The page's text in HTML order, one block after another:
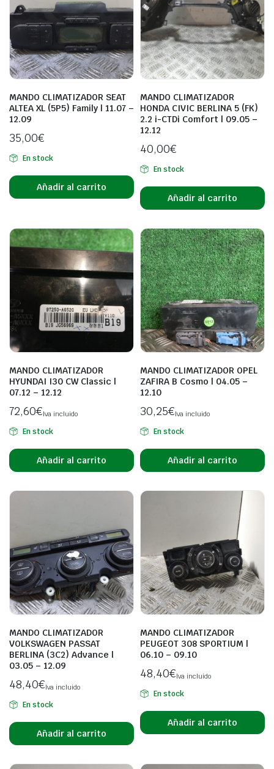
MANDO CLIMATIZADOR SEAT
ALTEA XL (5P5) Family | 11.07 –
12.09
35,00€
En stock
Añadir al carrito
MANDO CLIMATIZADOR
HONDA CIVIC BERLINA 5 (FK)
2.2 i-CTDi Comfort | 09.05 –
12.12
40,00€
En stock
Añadir al carrito
MANDO CLIMATIZADOR
HYUNDAI I30 CW Classic |
07.12 – 12.12
72,60€Iva incluido
En stock
Añadir al carrito
MANDO CLIMATIZADOR OPEL
ZAFIRA B Cosmo | 04.05 –
12.10
30,25€Iva incluido
En stock
Añadir al carrito
MANDO CLIMATIZADOR
VOLKSWAGEN PASSAT
BERLINA (3C2) Advance |
03.05 – 12.09
48,40€Iva incluido
En stock
Añadir al carrito
MANDO CLIMATIZADOR
PEUGEOT 308 SPORTIUM |
06.10 – 09.10
48,40€Iva incluido
En stock
Añadir al carrito